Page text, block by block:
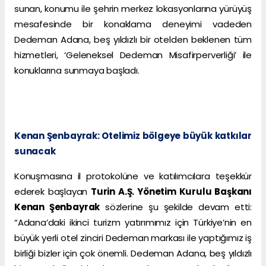
sunan, konumu ile şehrin merkez lokasyonlarına yürüyüş
mesafesinde bir konaklama deneyimi vadeden
Dedeman Adana, beş yıldızlı bir otelden beklenen tüm
hizmetleri, ‘Geleneksel Dedeman Misafirperverliği’ ile
konuklarına sunmaya başladı.
Kenan Şenbayrak: Otelimiz bölgeye büyük katkılar
sunacak
Konuşmasına il protokolüne ve katılımcılara teşekkür
ederek başlayan Turin A.Ş. Yönetim Kurulu Başkanı
Kenan Şenbayrak sözlerine şu şekilde devam etti:
“Adana’daki ikinci turizm yatırımımız için Türkiye’nin en
büyük yerli otel zinciri Dedeman markası ile yaptığımız iş
birliği bizler için çok önemli. Dedeman Adana, beş yıldızlı